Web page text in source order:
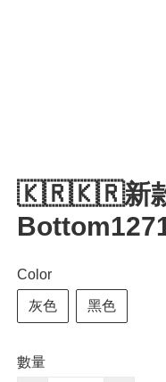
🇰🇷🇰🇷新款
Color
灰色 黑色
數量